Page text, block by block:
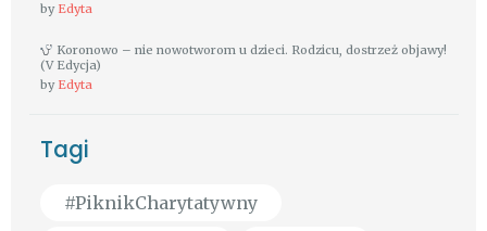
by Edyta
Koronowo – nie nowotworom u dzieci. Rodzicu, dostrzeż objawy!
(V Edycja)
by Edyta
Tagi
#PiknikCharytatywny